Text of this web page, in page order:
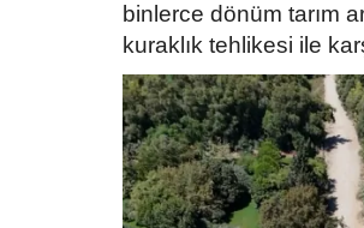
binlerce dönüm tarım
kuraklık tehlikesi ile